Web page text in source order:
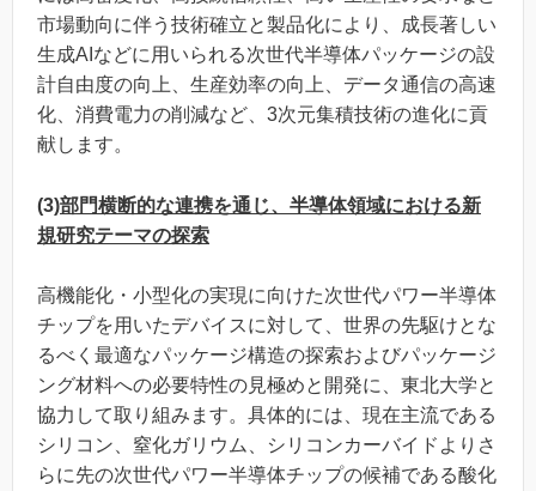
市場動向に伴う技術確立と製品化により、成長著しい
生成AIなどに用いられる次世代半導体パッケージの設
計自由度の向上、生産効率の向上、データ通信の高速
化、消費電力の削減など、3次元集積技術の進化に貢
献します。
(3)部門横断的な連携を通じ、半導体領域における新
規研究テーマの探索
高機能化・小型化の実現に向けた次世代パワー半導体
チップを用いたデバイスに対して、世界の先駆けとな
るべく最適なパッケージ構造の探索およびパッケージ
ング材料への必要特性の見極めと開発に、東北大学と
協力して取り組みます。具体的には、現在主流である
シリコン、窒化ガリウム、シリコンカーバイドよりさ
らに先の次世代パワー半導体チップの候補である酸化